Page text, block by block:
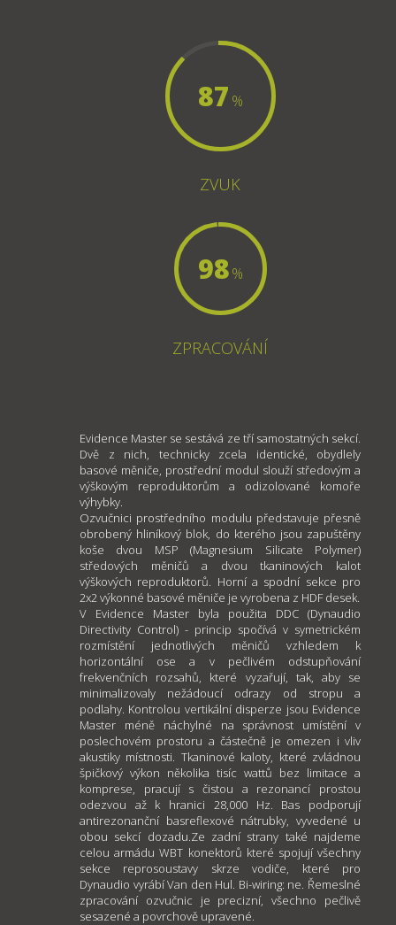
87 %
ZVUK
98%
ZPRACOVÁNÍ
Evidence Master se sestává ze tří samostatných sekcí.
Dvě z nich, technicky zcela identické, obydlely
basové měniče, prostřední modul slouží středovým a
výškovým reproduktorům a odizolované komoře
výhybky.
Ozvučnici prostředního modulu představuje přesně
obrobený hliníkový blok, do kterého jsou zapuštěny
koše dvou MSP (Magnesium Silicate Polymer)
středových měničů a dvou tkaninových kalot
výškových reproduktorů. Horní a spodní sekce pro
2x2 výkonné basové měniče je vyrobena z HDF desek.
V Evidence Master byla použita DDC (Dynaudio
Directivity Control) - princip spočívá v symetrickém
rozmístění jednotlivých měničů vzhledem k
horizontální ose a v pečlivém odstupňování
frekvenčních rozsahů, které vyzařují, tak, aby se
minimalizovaly nežádoucí odrazy od stropu a
podlahy. Kontrolou vertikální disperze jsou Evidence
Master méně náchylné na správnost umístění v
poslechovém prostoru a částečně je omezen i vliv
akustiky místnosti. Tkaninové kaloty, které zvládnou
špičkový výkon několika tisíc wattů bez limitace a
komprese, pracují s čistou a rezonancí prostou
odezvou až k hranici 28,000 Hz. Bas podporují
antirezonanční basreflexové nátrubky, vyvedené u
obou sekcí dozadu.Ze zadní strany také najdeme
celou armádu WBT konektorů které spojují všechny
sekce reprosoustavy skrze vodiče, které pro
Dynaudio vyrábí Van den Hul. Bi-wiring: ne. Řemeslné
zpracování ozvučnic je precizní, všechno pečlivě
sesazené a povrchově upravené.